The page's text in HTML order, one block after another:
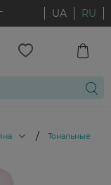
UA RU
/ Тональные